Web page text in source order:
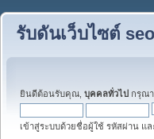
รับดันเว็บไซต์
ยินดีต้อนรับคุณ, บุคคลทั่วไป กรุณา
เข้าสู่ระบบด้วยชื่อผู้ใช้ รหัสผ่าน แล